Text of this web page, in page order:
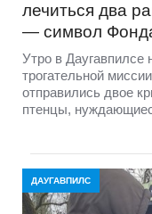
лечиться два
— символ
Утро в Даугавпилсе
трогательной
отправились двое
птенцы,
ДАУГАВПИЛС